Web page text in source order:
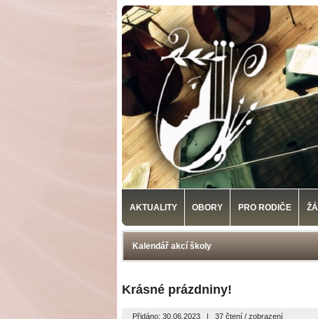
AKTUALITY OBORY PRO RODIČE
Kalendář akcí školy
Krásné prázdniny!
Přidáno: 30.06.2023 | 37 čtení / zobrazení